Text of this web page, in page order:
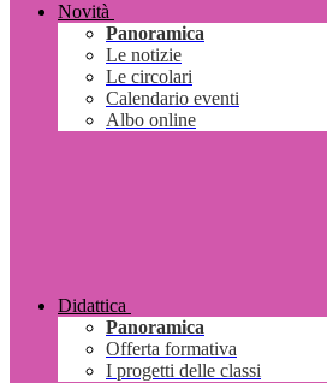
Novità
Panoramica
Le notizie
Le circolari
Calendario eventi
Albo online
Didattica
Panoramica
Offerta formativa
I progetti delle classi